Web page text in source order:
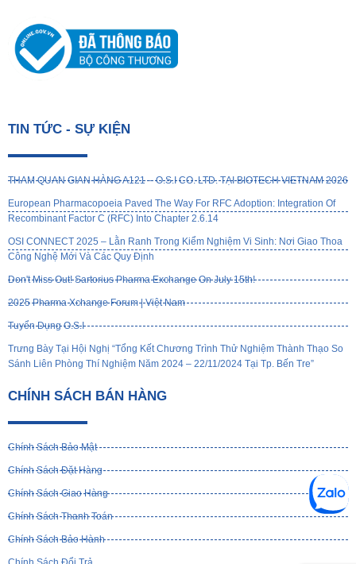
TIN TỨC - SỰ KIỆN
THAM QUAN GIAN HÀNG A121 – O.S.I CO. LTD. TẠI BIOTECH VIETNAM 2026
European Pharmacopoeia Paved The Way For RFC Adoption: Integration Of
Recombinant Factor C (rFC) Into Chapter 2.6.14
OSI CONNECT 2025 – Lằn Ranh Trong Kiểm Nghiệm Vi Sinh: Nơi Giao Thoa
Công Nghệ Mới Và Các Quy Định
Don't Miss Out! Sartorius Pharma Exchange On July 15th!
2025 Pharma Xchange Forum | Việt Nam
Tuyển Dụng O.S.I
Trưng Bày Tại Hội Nghị “Tổng Kết Chương Trình Thử Nghiệm Thành Thạo So
Sánh Liên Phòng Thí Nghiệm Năm 2024 – 22/11/2024 Tại Tp. Bến Tre”
CHÍNH SÁCH BÁN HÀNG
Chính Sách Bảo Mật
Chính Sách Đặt Hàng
Chính Sách Giao Hàng
Chính Sách Thanh Toán
Chính Sách Bảo Hành